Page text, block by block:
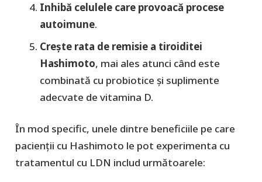
Inhibă celulele care provoacă procese
autoimune.
Crește rata de remisie a tiroiditei
Hashimoto, mai ales atunci când este
combinată cu probiotice și suplimente
adecvate de vitamina D.
În mod specific, unele dintre beneficiile pe care
pacienții cu Hashimoto le pot experimenta cu
tratamentul cu LDN includ următoarele: